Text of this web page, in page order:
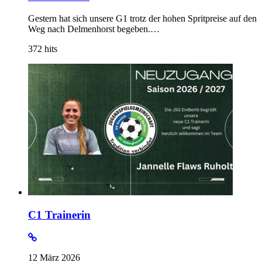
Gestern hat sich unsere G1 trotz der hohen Spritpreise auf den
Weg nach Delmenhorst begeben.…
372 hits
C1 Trainerin
12 März 2026